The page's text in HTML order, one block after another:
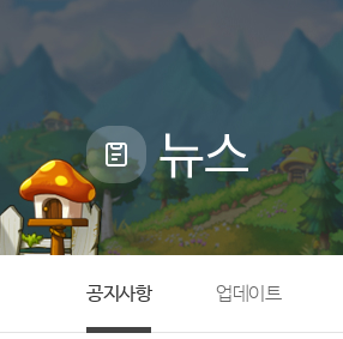
공지사항
업데이트
캐시샵 공지
메이플 알림판
with maple
뉴스
공지사항 업데이트